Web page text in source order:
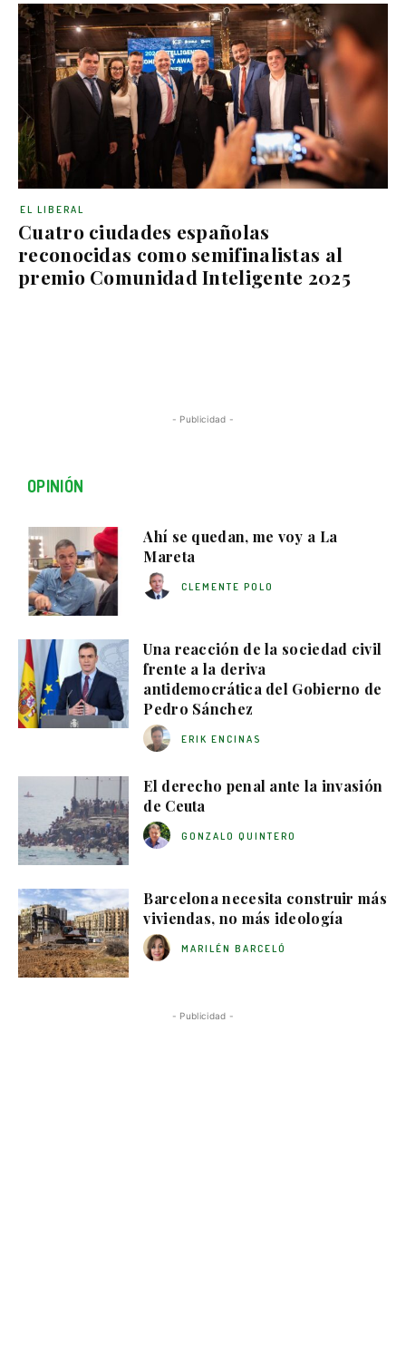
Cuatro ciudades españolas
reconocidas como semifinalistas al
premio Comunidad Inteligente 2025
EL LIBERAL
- Publicidad -
OPINIÓN
Ahí se quedan, me voy a La
Mareta
CLEMENTE POLO
Una reacción de la sociedad civil
frente a la deriva
antidemocrática del Gobierno de
Pedro Sánchez
ERIK ENCINAS
El derecho penal ante la invasión
de Ceuta
GONZALO QUINTERO
Barcelona necesita construir más
viviendas, no más ideología
MARILÉN BARCELÓ
- Publicidad -